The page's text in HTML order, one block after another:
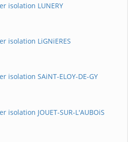
isolation LUNERY
isolation LiGNiERES
isolation SAiNT-ELOY-DE-GY
isolation JOUET-SUR-L'AUBOiS